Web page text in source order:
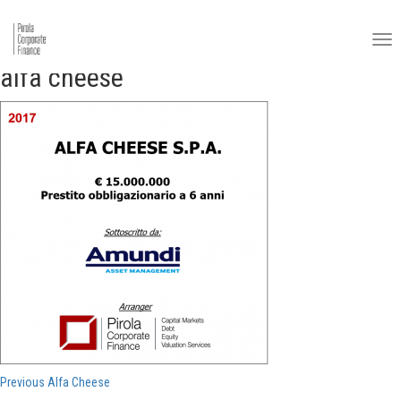
alfa cheese
Navigazione
Previous Previous
Alfa Cheese